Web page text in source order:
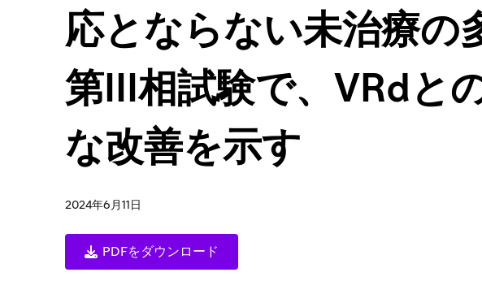
応とならない未治療の
第III相試験で、VRdと
な改善を示す
2024年6月11日
PDFをダウンロード